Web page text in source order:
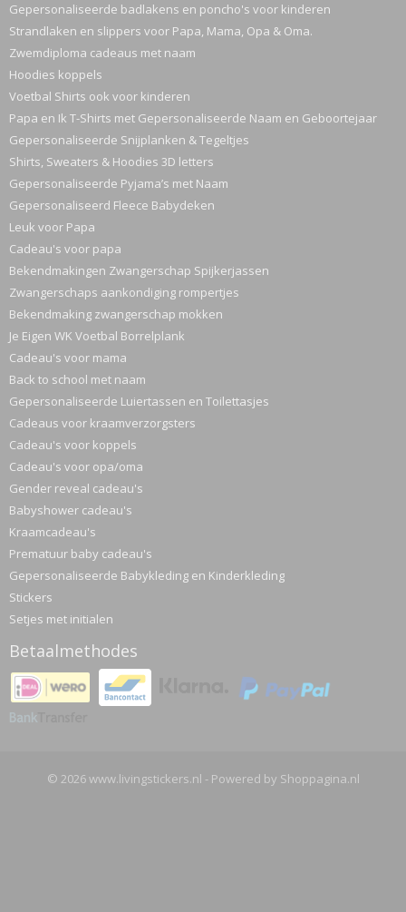
Gepersonaliseerde badlakens en poncho's voor kinderen
Strandlaken en slippers voor Papa, Mama, Opa & Oma.
Zwemdiploma cadeaus met naam
Hoodies koppels
Voetbal Shirts ook voor kinderen
Papa en Ik T-Shirts met Gepersonaliseerde Naam en Geboortejaar
Gepersonaliseerde Snijplanken & Tegeltjes
Shirts, Sweaters & Hoodies 3D letters
Gepersonaliseerde Pyjama’s met Naam
Gepersonaliseerd Fleece Babydeken
Leuk voor Papa
Cadeau's voor papa
Bekendmakingen Zwangerschap Spijkerjassen
Zwangerschaps aankondiging rompertjes
Bekendmaking zwangerschap mokken
Je Eigen WK Voetbal Borrelplank
Cadeau's voor mama
Back to school met naam
Gepersonaliseerde Luiertassen en Toilettasjes
Cadeaus voor kraamverzorgsters
Cadeau's voor koppels
Cadeau's voor opa/oma
Gender reveal cadeau's
Babyshower cadeau's
Kraamcadeau's
Prematuur baby cadeau's
Gepersonaliseerde Babykleding en Kinderkleding
Stickers
Setjes met initialen
Betaalmethodes
© 2026 www.livingstickers.nl - Powered by Shoppagina.nl